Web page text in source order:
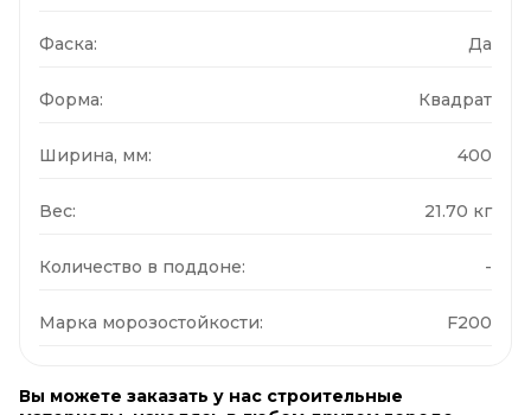
Фаска: Да
Форма: Квадрат
Ширина, мм: 400
Вес: 21.70 кг
Количество в поддоне: -
Марка морозостойкости: F200
Вы можете заказать у нас строительные